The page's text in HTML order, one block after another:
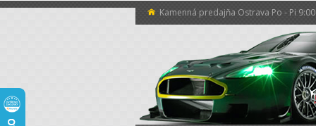
Kamenná predajňa Ostrava Po - Pi